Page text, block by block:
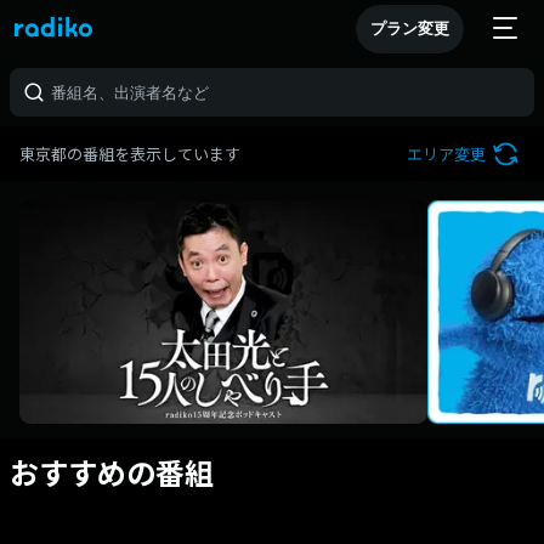
プラン変更
東京都の番組を表示しています エリア変更
おすすめの番組